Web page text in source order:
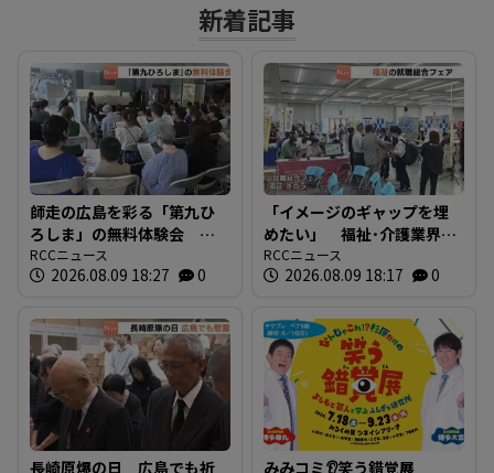
新着記事
師走の広島を彩る「第九ひ
ろしま」の無料体験会 指
揮者に沼尻竜典さん迎え
今年は12月20日に開催
RCCニュース
2026.08.09 18:27 0
「イメージのギャップを埋
めたい」 福祉･介護業界と
求職者つなぐ 福祉の就職
総合フェア 広島
RCCニュース
2026.08.09 18:17 0
長崎原爆の日 広島でも祈
みみコミ👂笑う錯覚展